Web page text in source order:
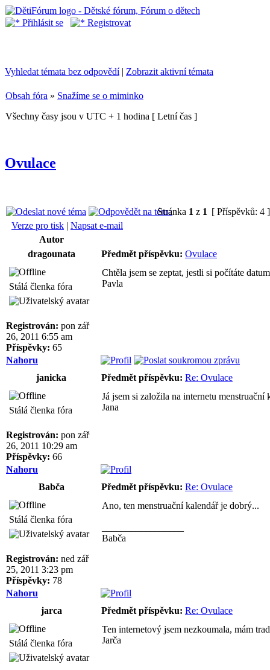
Přihlásit se Registrovat
Vyhledat témata bez odpovědí| Zobrazit aktivní témata
Obsah fóra » Snažíme se o miminko
Všechny časy jsou v UTC + 1 hodina [ Letní čas ]
Ovulace
Stránka 1 z 1 [ Příspěvků: 4
Verze pro tisk | Napsat e-mail
Autor
dragounata
Předmět příspěvku: Ovulace
Stálá členka fóra
Registrován: pon zář
26, 2011 6:55 am
Příspěvky: 65
Chtěla jsem se zeptat, jestli si počítáte
Pavla
Nahoru
janicka
Předmět příspěvku: Re: Ovulace
Stálá členka fóra
Registrován: pon zář
26, 2011 10:29 am
Příspěvky: 66
Já jsem si založila na internetu
Jana
Nahoru
Babča
Předmět příspěvku: Re: Ovulace
Stálá členka fóra
Registrován: ned zář
25, 2011 3:23 pm
Příspěvky: 78
Ano, ten menstruační kalendář je dobrý...
Babča
Nahoru
jarca
Předmět příspěvku: Re: Ovulace
Stálá členka fóra
Ten internetový jsem nezkoumala, mám
Jarča